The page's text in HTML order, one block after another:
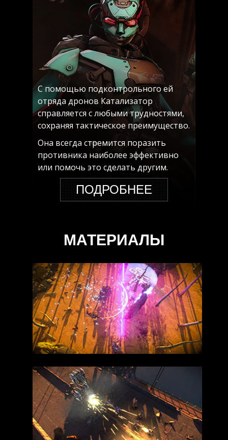
С помощью подконтрольного ей
отряда дронов Катализатор
справляется с любыми трудностями,
сохраняя тактическое преимущество.
Она всегда стремится поразить
противника наиболее эффективно
или помочь это сделать другим.
ПОДРОБНЕЕ
МАТЕРИАЛЫ